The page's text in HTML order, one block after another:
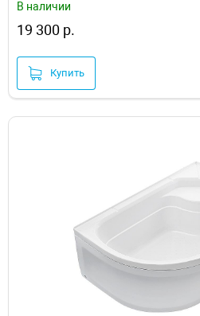
В наличии
19 300 р.
Купить